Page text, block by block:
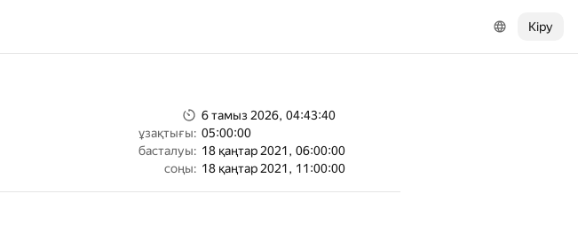
Кіру
6 тамыз 2026, 04:43:40
ұзақтығы: 05:00:00
басталуы: 18 қаңтар 2021, 06:00:00
соңы: 18 қаңтар 2021, 11:00:00